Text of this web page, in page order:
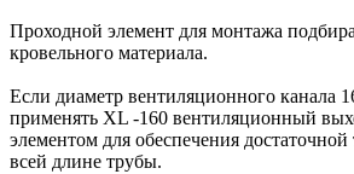
Проходной элемент для монтажа
кровельного материала.
Если диаметр вентиляционного канала
применять XL -160 вентиляционный
элементом для обеспечения
всей длине трубы.